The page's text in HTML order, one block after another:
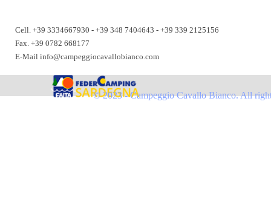
Cell. +39 3334667930 - +39 348 7404643 - +39 339 2125156
Fax. +39 0782 668177
E-Mail info@campeggiocavallobianco.com
© 2023 - Campeggio Cavallo Bianco. All
Torna ai contenuti